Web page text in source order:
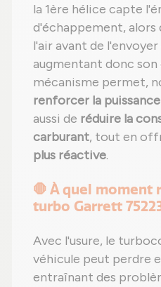
la 1ère hélice capte
d'échappement,
l'air avant de
augmentant donc
mécanisme permet,
renforcer la
aussi de réduire la
carburant, tout en
plus réactive.
🛑 À quel moment
turbo Garrett
Avec l'usure, le
véhicule peut perdre
entraînant des